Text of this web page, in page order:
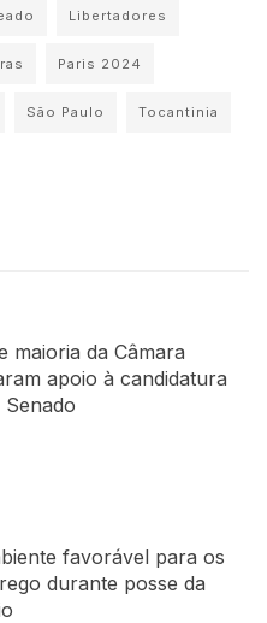
Libertadores
Paris 2024
São Paulo Tocantinia
maioria da Câmara
apoio à candidatura
favorável para os
durante posse da